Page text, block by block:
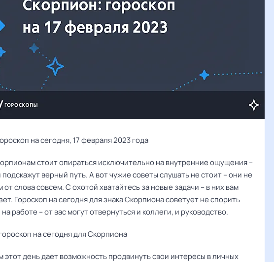
на сегодня, 17 февраля 2023 года
стоит опираться исключительно на внутренние ощущения –
верный путь. А вот чужие советы слушать не стоит – они не
от слова совсем. С охотой хватайтесь за новые задачи – в них вам
Гороскоп на сегодня для знака Скорпиона советует не спорить
работе – от вас могут отвернуться и коллеги, и руководство.
на сегодня для Скорпиона
этот день дает возможность продвинуть свои интересы в личных